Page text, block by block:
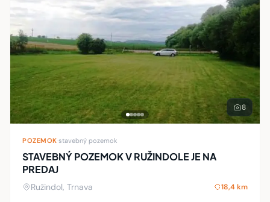
8
POZEMOK stavebný pozemok
STAVEBNÝ POZEMOK V RUŽINDOLE JE NA
PREDAJ
Ružindol, Trnava 18,4 km